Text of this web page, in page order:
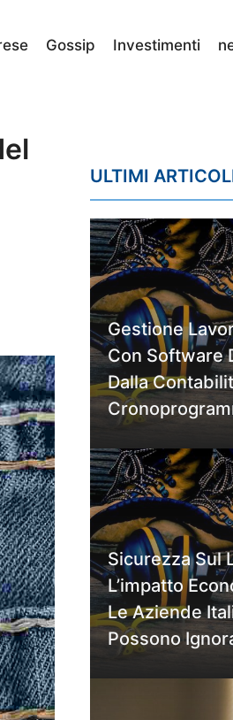
Gossip Investimenti
ULTIMI
Gestione
Con Software
Dalla
Sicurezza Sul
L’impatto
Le Aziende
Possono